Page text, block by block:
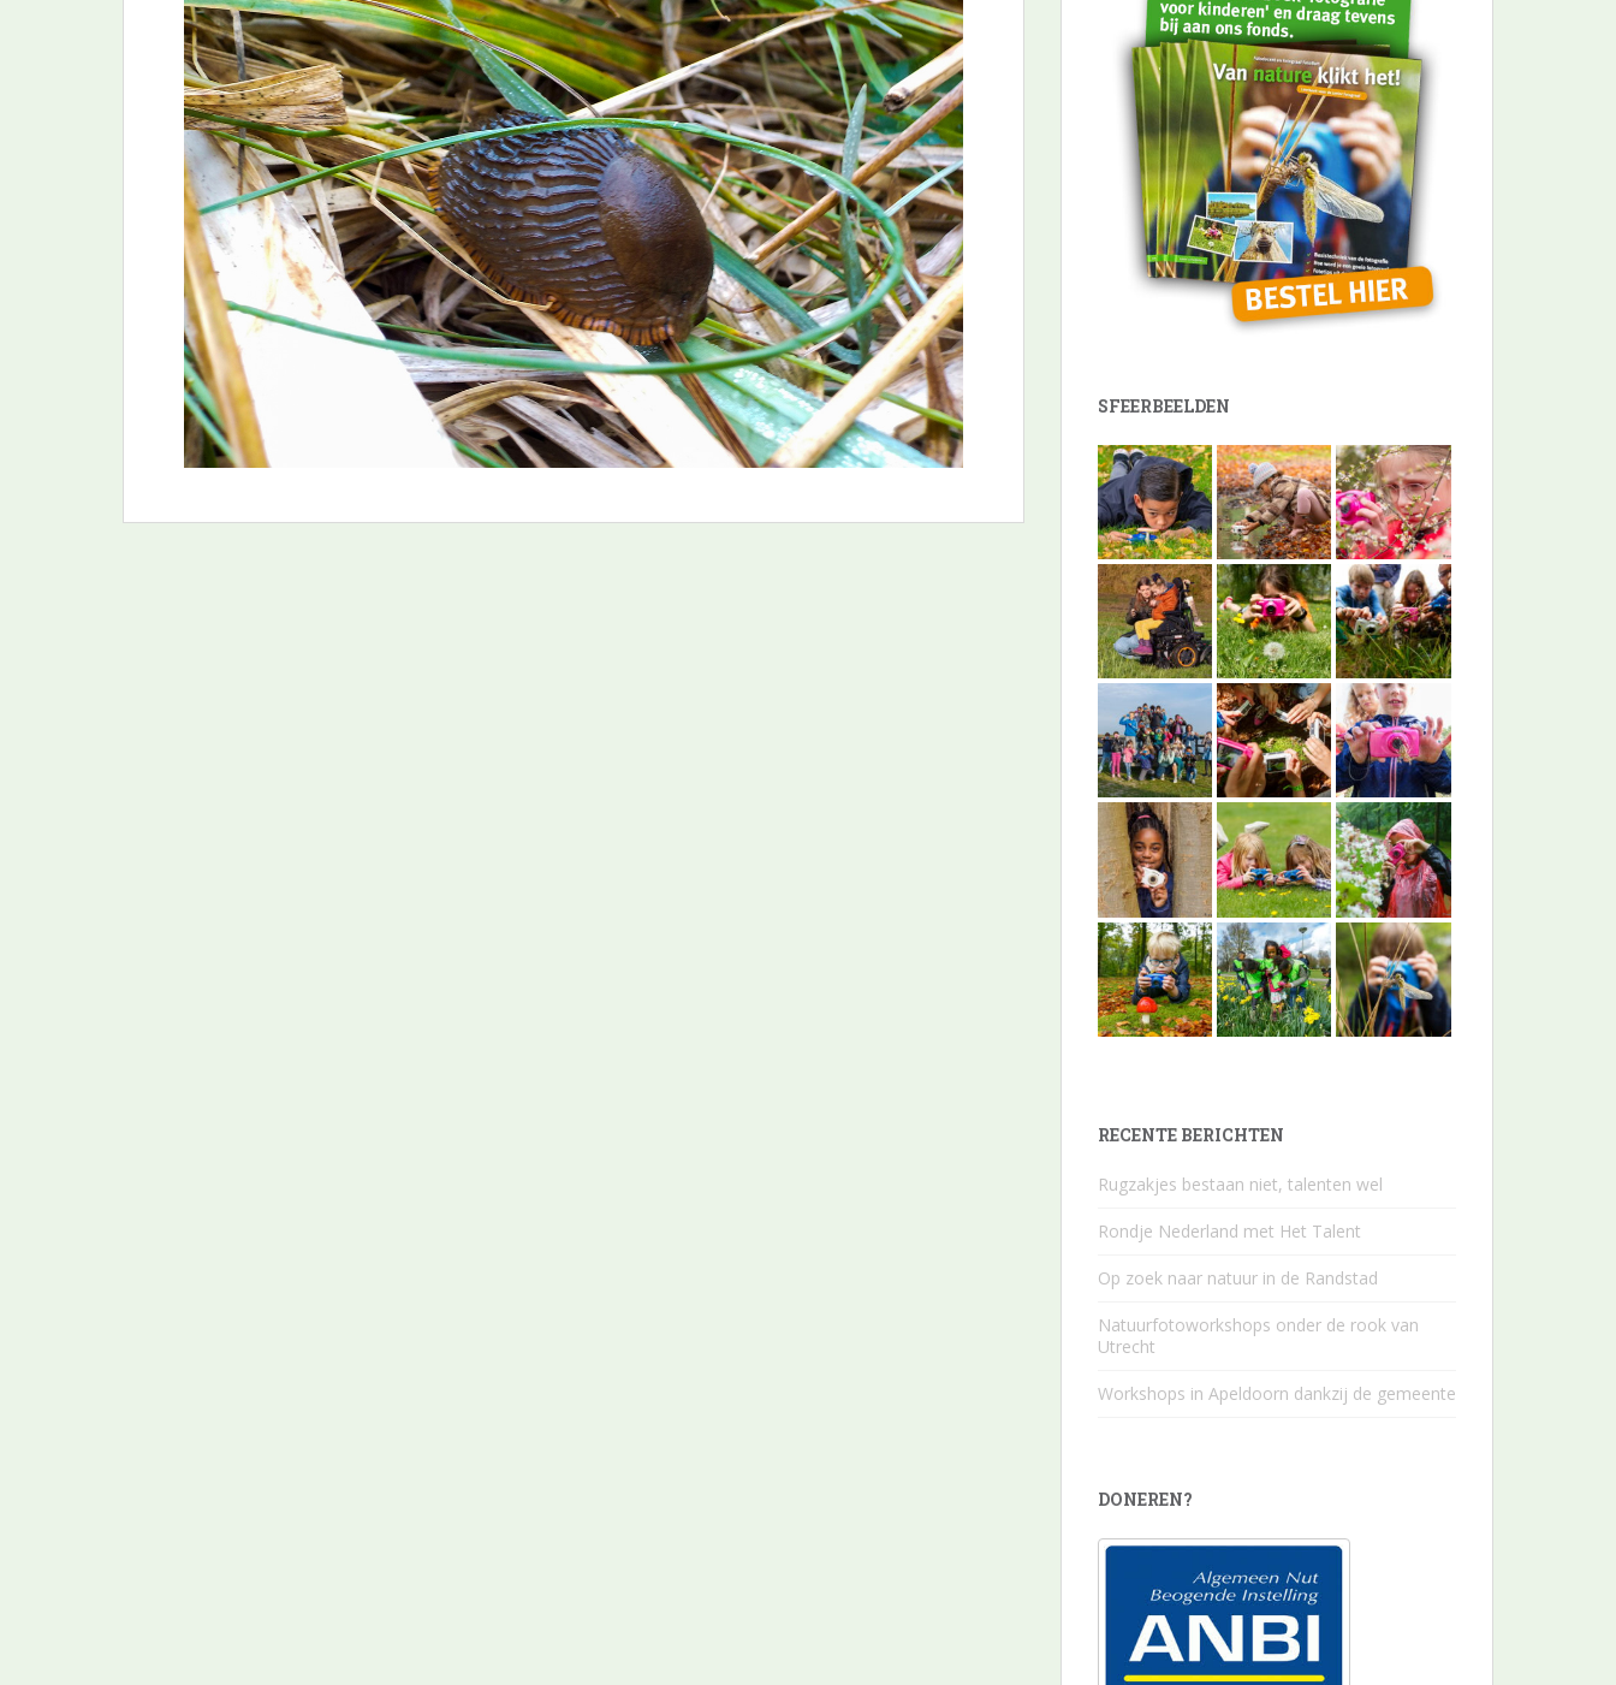
SFEERBEELDEN
RECENTE BERICHTEN
Rugzakjes bestaan niet, talenten wel
Rondje Nederland met Het Talent
Op zoek naar natuur in de Randstad
Natuurfotoworkshops onder de rook van
Utrecht
Workshops in Apeldoorn dankzij de gemeente
DONEREN?